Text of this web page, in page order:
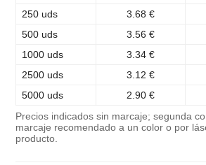
250 uds
3.68 €
500 uds
3.56 €
1000 uds
3.34 €
2500 uds
3.12 €
5000 uds
2.90 €
Precios indicados sin marcaje; segunda
marcaje recomendado a un color o por
producto.